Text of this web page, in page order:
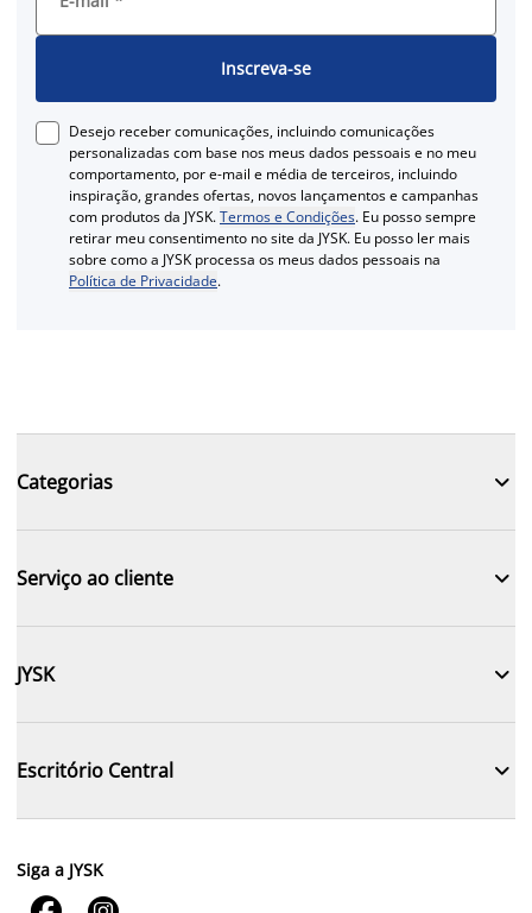
Inscreva-se
Desejo receber comunicações, incluindo comunicações
personalizadas com base nos meus dados pessoais e no meu
comportamento, por e-mail e média de terceiros, incluindo
inspiração, grandes ofertas, novos lançamentos e campanhas
com produtos da JYSK.Termos e Condições. Eu posso sempre
retirar meu consentimento no site da JYSK. Eu posso ler mais
sobre como a JYSK processa os meus dados pessoais na
Política de Privacidade.
Categorias 
Serviço ao cliente 
JYSK 
Escritório Central 
Siga a JYSK